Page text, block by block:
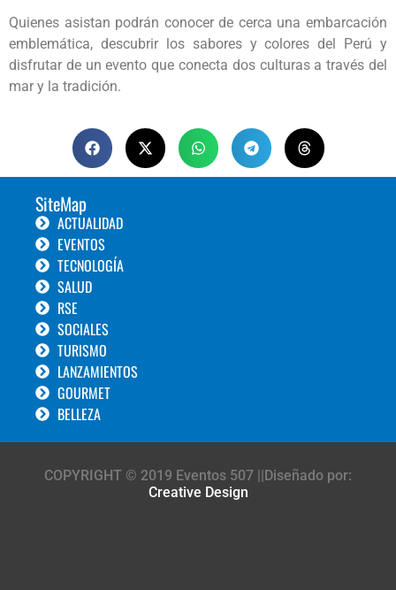
Quienes asistan podrán conocer de cerca una embarcación
emblemática, descubrir los sabores y colores del Perú y
disfrutar de un evento que conecta dos culturas a través del
mar y la tradición.
SiteMap
ACTUALIDAD
EVENTOS
TECNOLOGÍA
SALUD
RSE
SOCIALES
TURISMO
LANZAMIENTOS
GOURMET
BELLEZA
COPYRIGHT © 2019 Eventos 507 ||Diseñado por:
Creative Design